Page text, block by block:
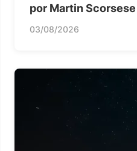
por Martin Scorsese
03/08/2026